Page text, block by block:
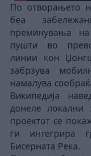
По отворањето
беа
преминувања
пушти во
линии кон
забрзува
намалува
Википедија
донеле
проектот се
ги интегрира
Бисерната Река.